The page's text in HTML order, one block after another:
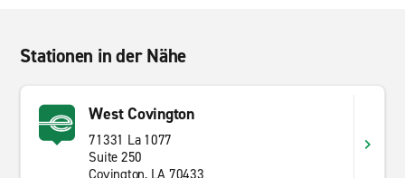
Stationen in der Nähe
West Covington
71331 La 1077
Suite 250
Covington, LA 70433